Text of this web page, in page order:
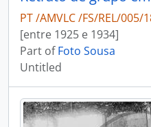
PT /AMVLC /FS/REL/005/
[entre 1925 e 1934]
Part ofFoto Sousa
Untitled